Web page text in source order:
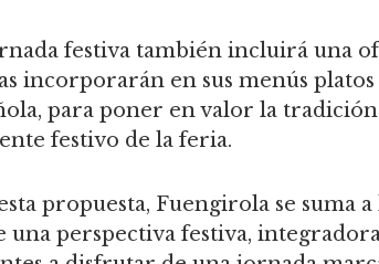
festiva también incluirá una
incorporarán en sus menús
para poner en valor la
festivo de la feria.
propuesta, Fuengirola se suma
una perspectiva festiva,